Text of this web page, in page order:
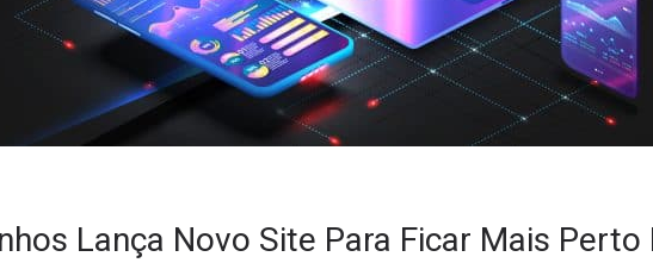
Lança Novo Site Para Ficar Mais Perto